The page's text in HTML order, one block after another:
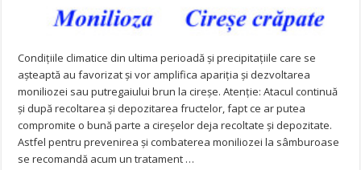
Condițiile climatice din ultima perioadă și precipitațiile care se
așteaptă au favorizat și vor amplifica apariția și dezvoltarea
moniliozei sau putregaiului brun la cireșe. Atenție: Atacul continuă
și după recoltarea și depozitarea fructelor, fapt ce ar putea
compromite o bună parte a cireșelor deja recoltate și depozitate.
Astfel pentru prevenirea și combaterea moniliozei la sâmburoase
se recomandă acum un tratament …